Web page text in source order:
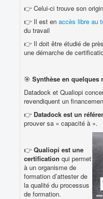
👉 Celui-ci trouve son
👉 Il est en accès libre au
du travail
👉 Il doit être étudié de
une démarche de
🎯 Synthèse en quelques
Datadock et Qualiopi
revendiquent un
👉 Datadock est un
prouver sa « capacité à ».
👉 Qualiopi est une
certification qui permet
à un organisme de
formation d’attester de
la qualité du processus
de formation.